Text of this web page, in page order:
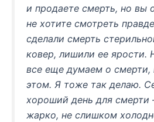
и продаете смерть, но вы
не хотите смотреть
сделали смерть
ковер, лишили ее ярости.
все еще думаем о
этом. Я тоже так делаю.
хороший день для
жарко, не слишком